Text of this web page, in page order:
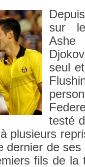
sur
Ashe
seul
testé
plusieurs
de­rni­er de
fils de la